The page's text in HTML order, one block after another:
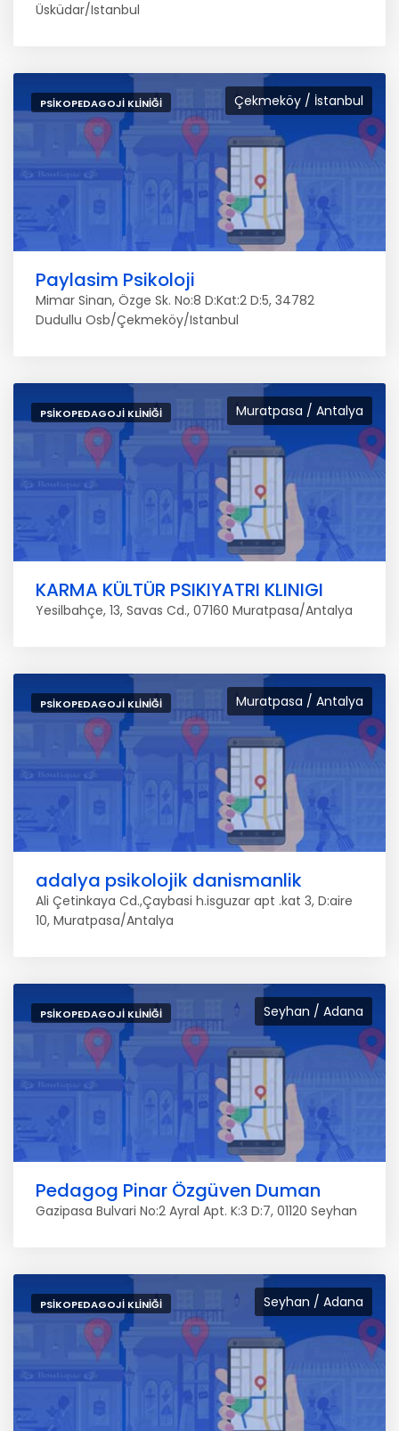
Üsküdar/Istanbul
Çekmeköy / İstanbul
PSIKOPEDAGOJI KLINIĞI
Paylasim Psikoloji
Mimar Sinan, Özge Sk. No:8 D:Kat:2 D:5, 34782
Dudullu Osb/Çekmeköy/Istanbul
Muratpasa / Antalya
PSIKOPEDAGOJI KLINIĞI
KARMA KÜLTÜR PSIKIYATRI KLINIGI
Yesilbahçe, 13, Savas Cd., 07160 Muratpasa/Antalya
Muratpasa / Antalya
PSIKOPEDAGOJI KLINIĞI
adalya psikolojik danismanlik
Ali Çetinkaya Cd.,Çaybasi h.isguzar apt .kat 3, D:aire
10, Muratpasa/Antalya
Seyhan / Adana
PSIKOPEDAGOJI KLINIĞI
Pedagog Pinar Özgüven Duman
Gazipasa Bulvari No:2 Ayral Apt. K:3 D:7, 01120 Seyhan
Seyhan / Adana
PSIKOPEDAGOJI KLINIĞI